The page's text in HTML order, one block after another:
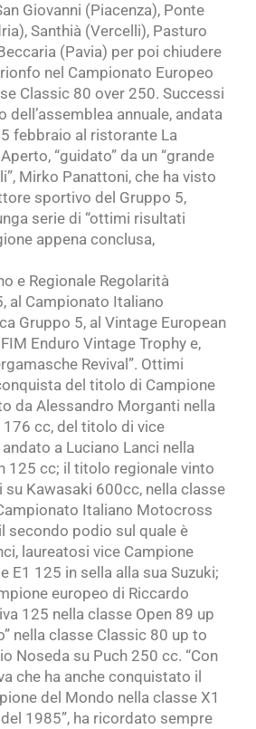
Giovanni (Piacenza), Ponte
Santhià (Vercelli), Pasturo
(Pavia) per poi chiudere
nel Campionato Europeo
Classic 80 over 250. Successi
dell’assemblea annuale, andata
febbraio al ristorante La
“guidato” da un “grande
Mirko Panattoni, che ha visto
sportivo del Gruppo 5,
serie di “ottimi risultati
appena conclusa,
e Regionale Regolarità
al Campionato Italiano
Gruppo 5, al Vintage European
Enduro Vintage Trophy e,
Revival”. Ottimi
del titolo di Campione
da Alessandro Morganti nella
cc, del titolo di vice
a Luciano Lanci nella
125 cc; il titolo regionale vinto
su Kawasaki 600cc, nella classe
Italiano Motocross
secondo podio sul quale è
laureatosi vice Campione
E1 125 in sella alla sua Suzuki;
europeo di Riccardo
125 nella classe Open 89 up
nella classe Classic 80 up to
Noseda su Puch 250 cc. “Con
che ha anche conquistato il
del Mondo nella classe X1
1985”, ha ricordato sempre